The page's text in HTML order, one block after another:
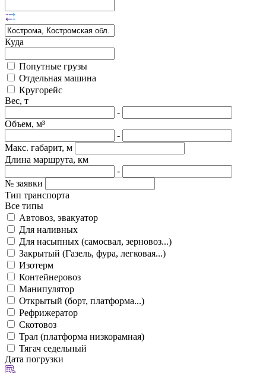
Куда
Попутные грузы
Отдельная машина
Кругорейс
Вес, т
-
Объем, м³
-
Макс. габарит, м
Длина маршрута, км
-
№ заявки
Тип транспорта
Все типы
Автовоз, эвакуатор
Для наливных
Для насыпных (самосвал, зерновоз...)
Закрытый (Газель, фура, легковая...)
Изотерм
Контейнеровоз
Манипулятор
Открытый (борт, платформа...)
Рефрижератор
Скотовоз
Трал (платформа низкорамная)
Тягач седельный
Дата погрузки